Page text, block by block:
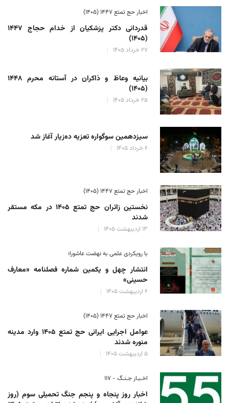
اخبار حج تمتع ۱۴۴۷ (۱۴۰۵)
قدردانی دکتر پزشکیان از خدام حجاج ۱۴۴۷
(۱۴۰۵)
۲۷ خرداد ۱۴۰۵
بیانیه وعاظ و ذاکران در آستانه محرم ۱۴۴۸
(۱۴۰۵)
۲۵ خرداد ۱۴۰۵
سیزدهمین سوگواره تعزیه ده‌زیار آغاز شد
۶ خرداد ۱۴۰۵
اخبار حج تمتع ۱۴۴۷ (۱۴۰۵)
نخستین زائران حج تمتع ۱۴۰۵ در مکه مستقر
شدند
۱۳ اردیبهشت ۱۴۰۵
با رویکردی علمی به نهضت عاشورا؛
انتشار چهل و یکمین شماره فصلنامه «معارف
حسینی»
۶ اردیبهشت ۱۴۰۵
اخبار حج تمتع ۱۴۴۷ (۱۴۰۵)
عوامل اجرایی ایرانی حج تمتع ۱۴۰۵ وارد مدینه
منوره ‌شدند
۵ اردیبهشت ۱۴۰۵
اخـبـار جـنـگ - ۱۱۷
اخبار روز پنجاه و پنجم جنگ تحمیلی سوم (روز